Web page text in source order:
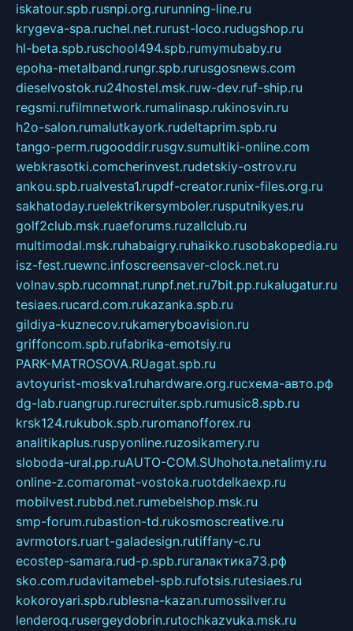
iskatour.spb.rusnpi.org.rurunning-line.ru
krygeva-spa.ruchel.net.rurust-loco.rudugshop.ru
hl-beta.spb.ruschool494.spb.rumymubaby.ru
epoha-metalband.rungr.spb.rurusgosnews.com
dieselvostok.ru24hostel.msk.ruw-dev.ruf-ship.ru
regsmi.rufilmnetwork.rumalinasp.rukinosvin.ru
h2o-salon.rumalutkayork.rudeltaprim.spb.ru
tango-perm.rugooddir.rusgv.sumultiki-online.com
webkrasotki.comcherinvest.rudetskiy-ostrov.ru
ankou.spb.rualvesta1.rupdf-creator.runix-files.org.ru
sakhatoday.ruelektrikersymboler.rusputnikyes.ru
golf2club.msk.ruaeforums.ruzallclub.ru
multimodal.msk.ruhabaigry.ruhaikko.rusobakopedia.ru
isz-fest.ruewnc.infoscreensaver-clock.net.ru
volnav.spb.rucomnat.runpf.net.ru7bit.pp.rukalugatur.ru
tesiaes.rucard.com.rukazanka.spb.ru
gildiya-kuznecov.rukameryboavision.ru
griffoncom.spb.rufabrika-emotsiy.ru
PARK-MATROSOVA.RUagat.spb.ru
avtoyurist-moskva1.ruhardware.org.ruсхема-авто.рф
dg-lab.ruangrup.rurecruiter.spb.rumusic8.spb.ru
krsk124.rukubok.spb.ruromanofforex.ru
analitikaplus.ruspyonline.ruzosikamery.ru
sloboda-ural.pp.ruAUTO-COM.SUhohota.netalimy.ru
online-z.comaromat-vostoka.ruotdelkaexp.ru
mobilvest.rubbd.net.rumebelshop.msk.ru
smp-forum.rubastion-td.rukosmoscreative.ru
avrmotors.ruart-galadesign.rutiffany-c.ru
ecostep-samara.rud-p.spb.ruгалактика73.рф
sko.com.rudavitamebel-spb.rufotsis.rutesiaes.ru
kokoroyari.spb.rublesna-kazan.rumossilver.ru
lenderoq.rusergeydobrin.rutochkazvuka.msk.ru